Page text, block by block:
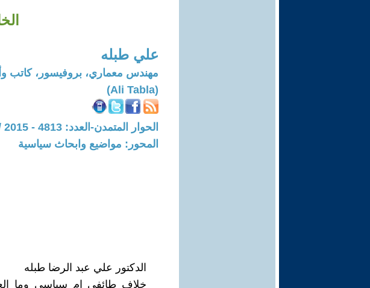
علي طبله
مهندس معماري، بروفيسور، كاتب
(Ali Tabla)
الحوار المتمدن-العدد: 4813 - 2015 / 5 / 21 - 08:21
المحور: مواضيع وابحاث سياسية
الدكتور علي عبد الرضا طبله